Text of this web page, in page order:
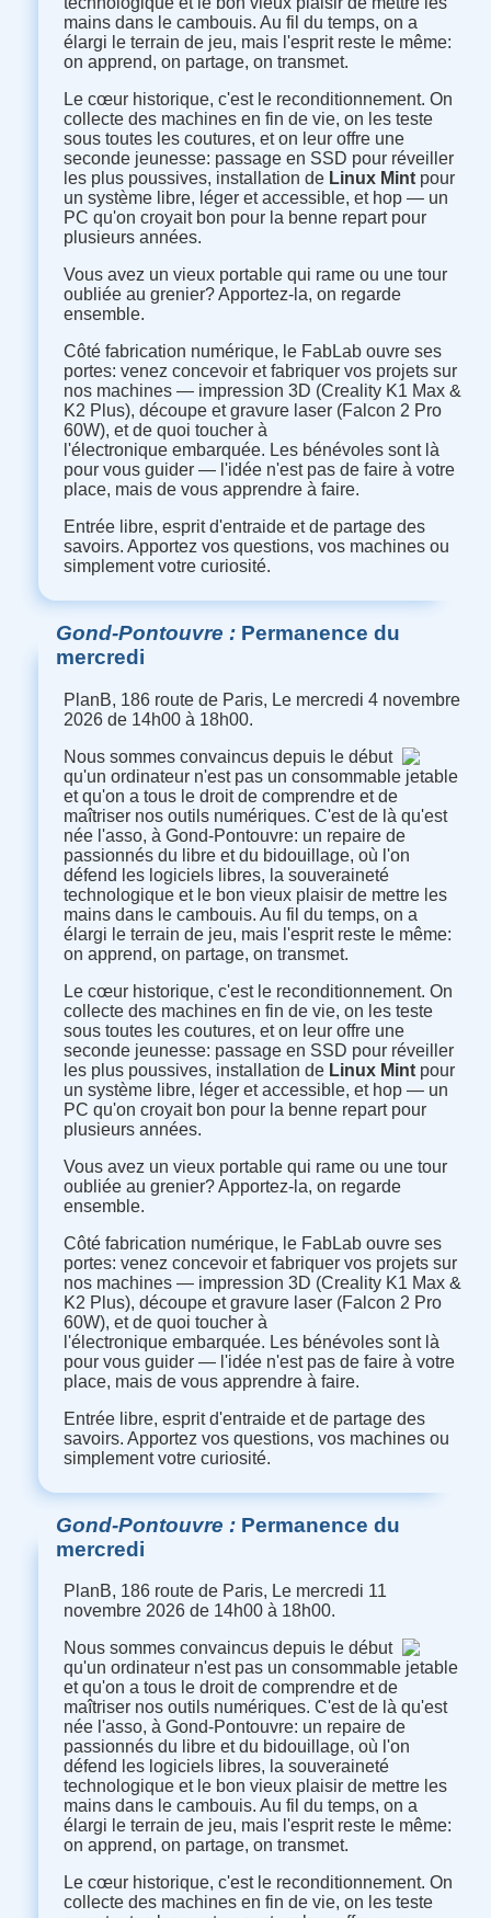
mains dans le cambouis. Au fil du temps, on a
élargi le terrain de jeu, mais l'esprit reste le même:
on apprend, on partage, on transmet.
Le cœur historique, c'est le reconditionnement. On
collecte des machines en fin de vie, on les teste
sous toutes les coutures, et on leur offre une
seconde jeunesse: passage en SSD pour réveiller
les plus poussives, installation de Linux Mintpour
un système libre, léger et accessible, et hop — un
PC qu'on croyait bon pour la benne repart pour
plusieurs années.
Vous avez un vieux portable qui rame ou une tour
oubliée au grenier? Apportez-la, on regarde
ensemble.
Côté fabrication numérique, le FabLab ouvre ses
portes: venez concevoir et fabriquer vos projets sur
nos machines — impression 3D (Creality K1 Max &
K2 Plus), découpe et gravure laser (Falcon 2 Pro
60W), et de quoi toucher à
l'électronique embarquée. Les bénévoles sont là
pour vous guider — l'idée n'est pas de faire à votre
place, mais de vous apprendre à faire.
Entrée libre, esprit d'entraide et de partage des
savoirs. Apportez vos questions, vos machines ou
simplement votre curiosité.
Gond-Pontouvre Permanence du
mercredi
PlanB, 186 route de Paris, Le mercredi 4 novembre
2026 de 14h00 à 18h00.
Nous sommes convaincus depuis le début
qu'un ordinateur n'est pas un consommable jetable
et qu'on a tous le droit de comprendre et de
maîtriser nos outils numériques. C'est de là qu'est
née l'asso, à Gond-Pontouvre: un repaire de
passionnés du libre et du bidouillage, où l'on
défend les logiciels libres, la souveraineté
technologique et le bon vieux plaisir de mettre les
mains dans le cambouis. Au fil du temps, on a
élargi le terrain de jeu, mais l'esprit reste le même:
on apprend, on partage, on transmet.
Le cœur historique, c'est le reconditionnement. On
collecte des machines en fin de vie, on les teste
sous toutes les coutures, et on leur offre une
seconde jeunesse: passage en SSD pour réveiller
les plus poussives, installation de Linux Mintpour
un système libre, léger et accessible, et hop — un
PC qu'on croyait bon pour la benne repart pour
plusieurs années.
Vous avez un vieux portable qui rame ou une tour
oubliée au grenier? Apportez-la, on regarde
ensemble.
Côté fabrication numérique, le FabLab ouvre ses
portes: venez concevoir et fabriquer vos projets sur
nos machines — impression 3D (Creality K1 Max &
K2 Plus), découpe et gravure laser (Falcon 2 Pro
60W), et de quoi toucher à
l'électronique embarquée. Les bénévoles sont là
pour vous guider — l'idée n'est pas de faire à votre
place, mais de vous apprendre à faire.
Entrée libre, esprit d'entraide et de partage des
savoirs. Apportez vos questions, vos machines ou
simplement votre curiosité.
Gond-Pontouvre Permanence du
mercredi
PlanB, 186 route de Paris, Le mercredi 11
novembre 2026 de 14h00 à 18h00.
Nous sommes convaincus depuis le début
qu'un ordinateur n'est pas un consommable jetable
et qu'on a tous le droit de comprendre et de
maîtriser nos outils numériques. C'est de là qu'est
née l'asso, à Gond-Pontouvre: un repaire de
passionnés du libre et du bidouillage, où l'on
défend les logiciels libres, la souveraineté
technologique et le bon vieux plaisir de mettre les
mains dans le cambouis. Au fil du temps, on a
élargi le terrain de jeu, mais l'esprit reste le même:
on apprend, on partage, on transmet.
Le cœur historique, c'est le reconditionnement. On
collecte des machines en fin de vie, on les teste